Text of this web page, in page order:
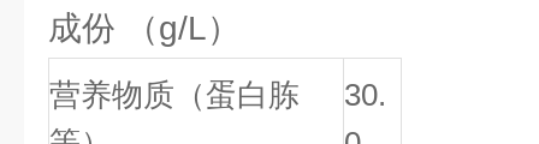
成份 （g/L）
营养物质（蛋白胨
30.